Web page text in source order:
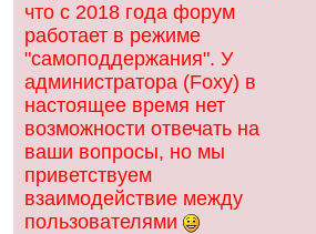
что с 2018 года форум
работает в режиме
"самоподдержания". У
администратора (Foxy) в
настоящее время нет
возможности отвечать на
ваши вопросы, но мы
приветствуем
взаимодействие между
пользователями